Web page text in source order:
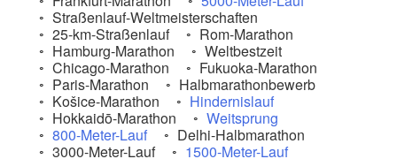
Straßenlauf-Weltmeisterschaften
25-km-Straßenlauf
Rom-Marathon
Hamburg-Marathon
Weltbestzeit
Chicago-Marathon
Fukuoka-Marathon
Paris-Marathon
Halbmarathonbewerb
Košice-Marathon
Hindernislauf
Hokkaidō-Marathon
Weitsprung
800-Meter-Lauf
Delhi-Halbmarathon
3000-Meter-Lauf
1500-Meter-Lauf